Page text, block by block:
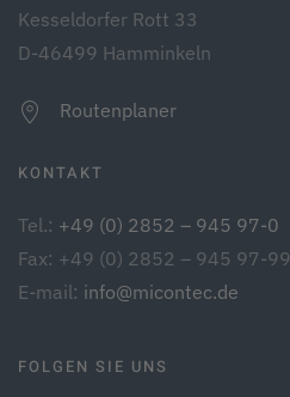
Kesseldorfer Rott 33
D-46499 Hamminkeln
Routenplaner
KONTAKT
Tel.: +49 (0) 2852 – 945 97-0
Fax: +49 (0) 2852 – 945 97-99
E-mail: info@micontec.de
FOLGEN SIE UNS